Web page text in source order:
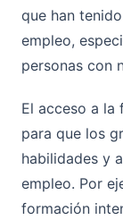
que han
empleo,
personas con
El acceso a la
para que los
habilidades y
empleo. Por
formación